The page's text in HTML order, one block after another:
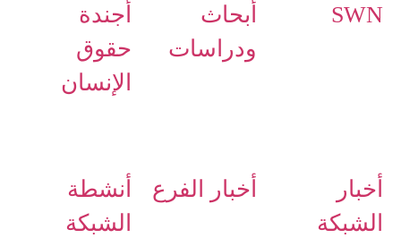
SWN
أبحاث
ودراسات
أجندة
حقوق
الإنسان
أخبار
الشبكة
أخبار الفرع
أنشطة
الشبكة